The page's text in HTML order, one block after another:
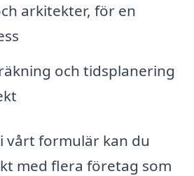
arkitekter, för en
och tidsplanering
vårt formulär kan du
med flera företag som